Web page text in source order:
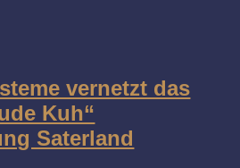
vernetzt das
Kuh“
Saterland